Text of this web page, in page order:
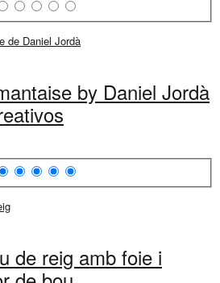
by Daniel Jordà
de reig amb foie i